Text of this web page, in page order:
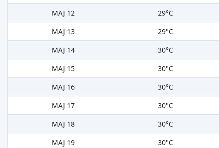
MAJ 12
29°C
MAJ 13
29°C
MAJ 14
30°C
MAJ 15
30°C
MAJ 16
30°C
MAJ 17
30°C
MAJ 18
30°C
MAJ 19
30°C